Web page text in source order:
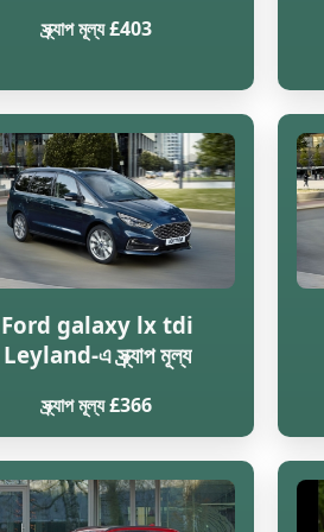
স্ক্র্যাপ মূল্য £403
Ford galaxy lx tdi
Leyland-এ স্ক্র্যাপ মূল্য
স্ক্র্যাপ মূল্য £366